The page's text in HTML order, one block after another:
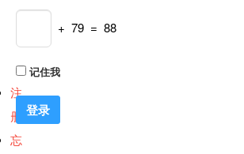
+ 79 = 88
记住我
注
册
忘